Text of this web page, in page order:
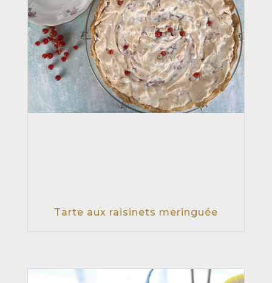
Tarte aux raisinets meringuée